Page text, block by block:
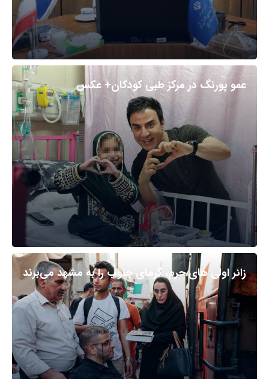
عمو پورنگ در مرکز طبی کودکان+ عکس
زائر اولی های حرم، گرمای جنوب را به مشهد می‌برند